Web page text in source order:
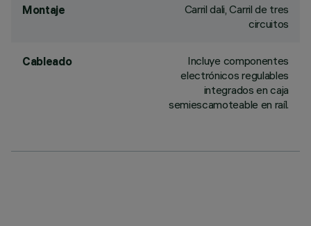
Montaje
Carril dali, Carril de tres
circuitos
Cableado
Incluye componentes
electrónicos regulables
integrados en caja
semiescamoteable en raíl.